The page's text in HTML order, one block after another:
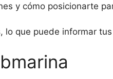
y cómo posicionarte
que puede informar